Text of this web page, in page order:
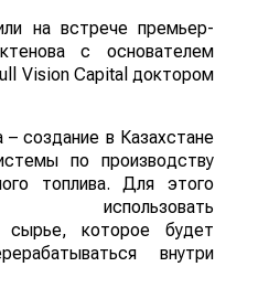
на встрече премьер-
с основателем
Vision Capital доктором
создание в Казахстане
по производству
топлива. Для этого
сырье, которое будет
внутри